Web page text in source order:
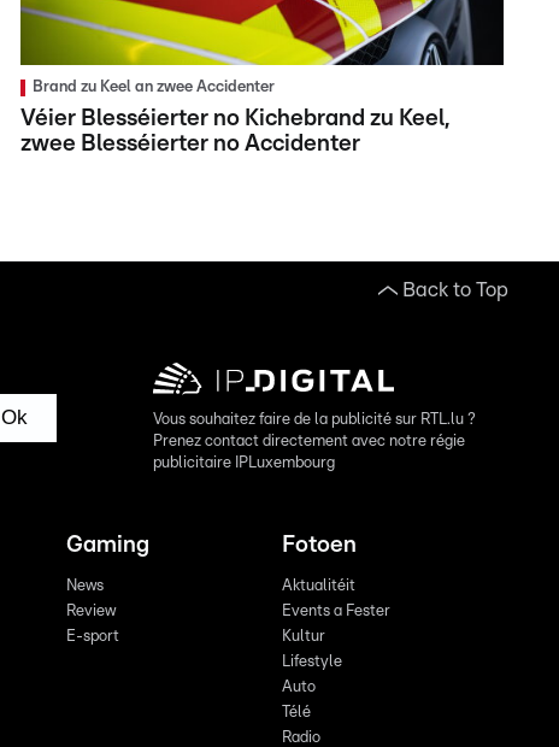
Brand zu Keel an zwee Accidenter
Véier Blesséierter no Kichebrand zu Keel,
zwee Blesséierter no Accidenter
Back to Top
Ok
Vous souhaitez faire de la publicité sur RTL.lu ?
Prenez contact directement avec notre régie
publicitaire IPLuxembourg
Gaming
News
Review
E-sport
Fotoen
Aktualitéit
Events a Fester
Kultur
Lifestyle
Auto
Télé
Radio